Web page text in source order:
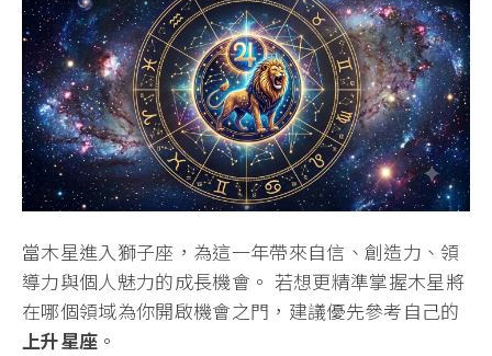
當木星進入獅子座，為這一年帶來自信、創造力、領
導力與個人魅力的成長機會。 若想更精準掌握木星將
在哪個領域為你開啟機會之門，建議優先參考自己的
上升星座 。